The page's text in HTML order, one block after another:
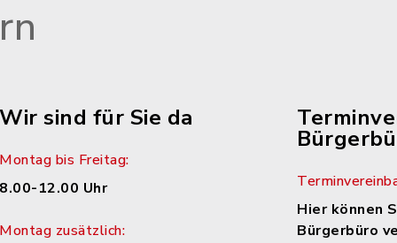
Wir sind für Sie da
Montag bis Freitag:
8.00-12.00 Uhr
Montag zusätzlich:
Hier können
Bürgerbüro